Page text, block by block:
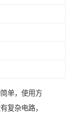
单，使用方
复杂电路，